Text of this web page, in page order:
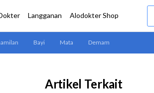
Artikel Terkait